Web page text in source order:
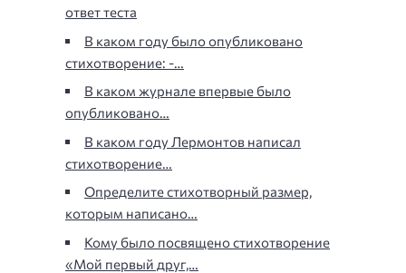
ответ теста
В каком году было опубликовано
стихотворение: -…
В каком журнале впервые было
опубликовано…
В каком году Лермонтов написал
стихотворение…
Определите стихотворный размер,
которым написано…
Кому было посвящено стихотворение
«Мой первый друг,…